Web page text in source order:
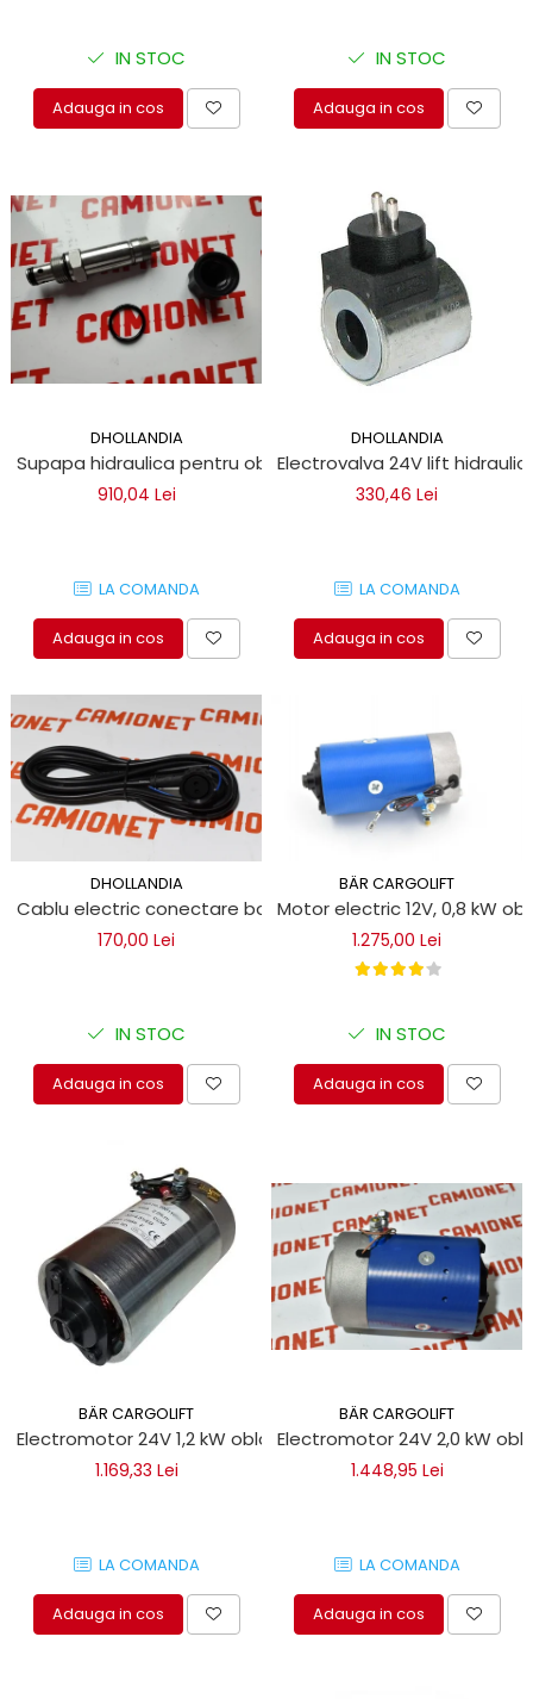
IN STOC
Adauga in cos
IN STOC
Adauga in cos
DHOLLANDIA
Supapa hidraulica pentru oblon hidraulic autoutilitare
910,04 Lei
LA COMANDA
Adauga in cos
DHOLLANDIA
Electrovalva 24V lift hidraulic
330,46 Lei
LA COMANDA
Adauga in cos
DHOLLANDIA
Cablu electric conectare bobina DHOLLANDIA
170,00 Lei
IN STOC
Adauga in cos
BÄR CARGOLIFT
Motor electric 12V, 0,8 kW
1.275,00 Lei
IN STOC
Adauga in cos
BÄR CARGOLIFT
Electromotor 24V 1,2 kW obloane hidraulice Bar Cargolift
1.169,33 Lei
LA COMANDA
Adauga in cos
BÄR CARGOLIFT
1.448,95 Lei
LA COMANDA
Adauga in cos